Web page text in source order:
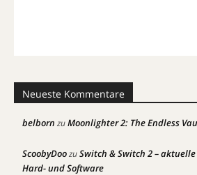
Neueste Kommentare
belborn zuMoonlighter 2: The Endless
ScoobyDoozuSwitch & Switch 2 –
Hard- und Software